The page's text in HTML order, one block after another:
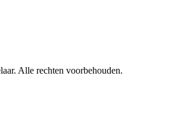
Alle rechten voorbehouden.